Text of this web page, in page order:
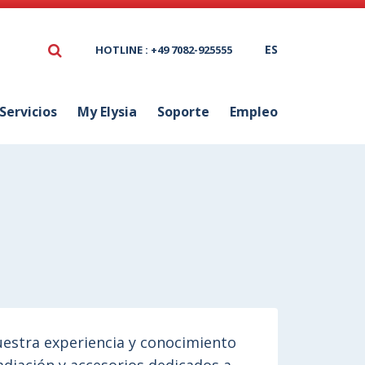
HOTLINE : +49 7082-925555 ES
Servicios My Elysia Soporte Empleo
experiencia y conocimiento